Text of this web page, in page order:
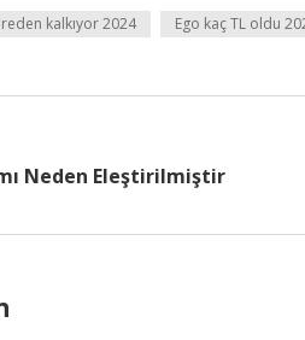
kalkıyor 2024 Ego kaç TL oldu
Neden Eleştirilmiştir